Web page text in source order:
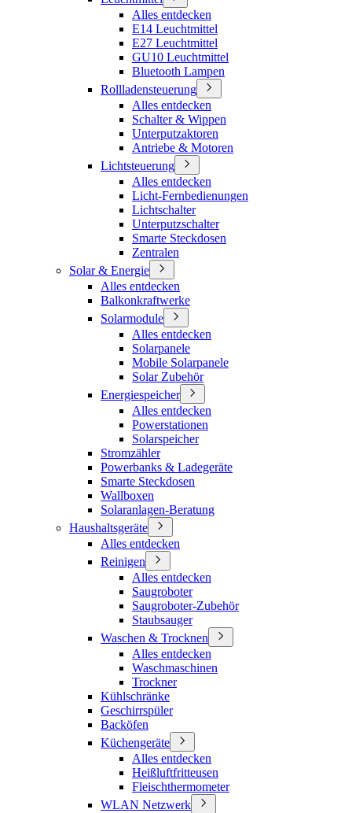
Alles entdecken
E14 Leuchtmittel
E27 Leuchtmittel
GU10 Leuchtmittel
Bluetooth Lampen
Rollladensteuerung
Alles entdecken
Schalter & Wippen
Unterputzaktoren
Antriebe & Motoren
Lichtsteuerung
Alles entdecken
Licht-Fernbedienungen
Lichtschalter
Unterputzschalter
Smarte Steckdosen
Zentralen
Solar & Energie
Alles entdecken
Balkonkraftwerke
Solarmodule
Alles entdecken
Solarpanele
Mobile Solarpanele
Solar Zubehör
Energiespeicher
Alles entdecken
Powerstationen
Solarspeicher
Stromzähler
Powerbanks & Ladegeräte
Smarte Steckdosen
Wallboxen
Solaranlagen-Beratung
Haushaltsgeräte
Alles entdecken
Reinigen
Alles entdecken
Saugroboter
Saugroboter-Zubehör
Staubsauger
Waschen & Trocknen
Alles entdecken
Waschmaschinen
Trockner
Kühlschränke
Geschirrspüler
Backöfen
Küchengeräte
Alles entdecken
Heißluftfritteusen
Fleischthermometer
WLAN Netzwerk